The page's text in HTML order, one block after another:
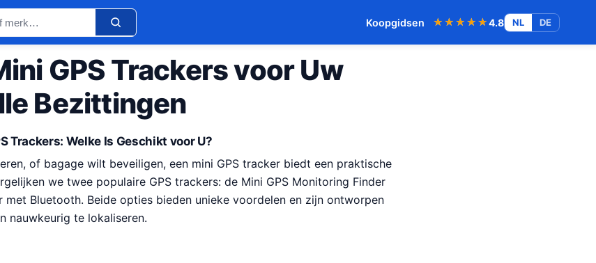
Koopgidsen ★★★★★
★★★★★4.8 NL DE
GPS Trackers voor Uw
Bezittingen
Trackers: Welke Is Geschikt voor U?
of bagage wilt beveiligen, een mini GPS tracker biedt een praktische
we twee populaire GPS trackers: de Mini GPS Monitoring Finder
met Bluetooth. Beide opties bieden unieke voordelen en zijn ontworpen
nauwkeurig te lokaliseren.